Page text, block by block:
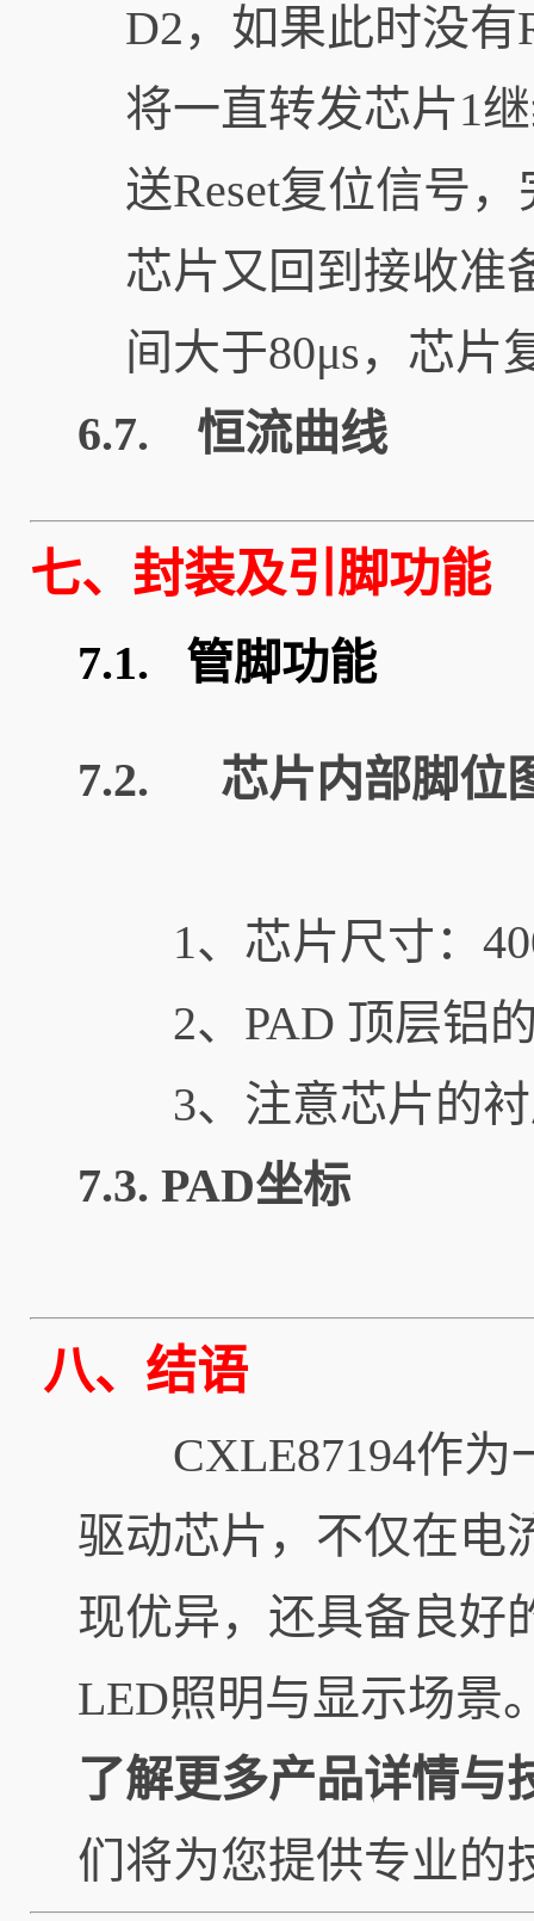
D2，如果此时没有
将一直转发芯片1
送Reset复位信号
芯片又回到接收准
间大于80μs，芯片
6.7. 恒流曲线
七、封装及引脚功能
7.1. 管脚功能
7.2. 芯片内部脚位
1、芯片尺寸：
2、PAD 顶层铝
3、注意芯片的
7.3. PAD坐标
八、结语
CXLE87194作为
驱动芯片，不仅在电
现优异，还具备良好
LED照明与显示场景
了解更多产品详情与
们将为您提供专业的